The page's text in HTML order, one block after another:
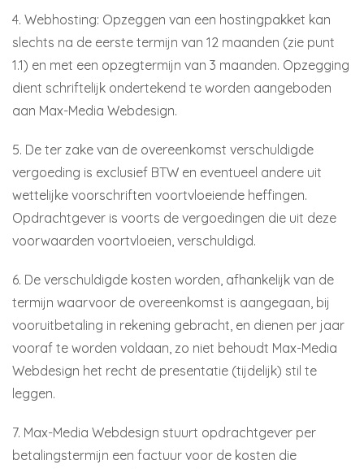
4. Webhosting: Opzeggen van een hostingpakket kan
slechts na de eerste termijn van 12 maanden (zie punt
1.1) en met een opzegtermijn van 3 maanden. Opzegging
dient schriftelijk ondertekend te worden aangeboden
aan Max-Media Webdesign.
5. De ter zake van de overeenkomst verschuldigde
vergoeding is exclusief BTW en eventueel andere uit
wettelijke voorschriften voortvloeiende heffingen.
Opdrachtgever is voorts de vergoedingen die uit deze
voorwaarden voortvloeien, verschuldigd.
6. De verschuldigde kosten worden, afhankelijk van de
termijn waarvoor de overeenkomst is aangegaan, bij
vooruitbetaling in rekening gebracht, en dienen per jaar
vooraf te worden voldaan, zo niet behoudt Max-Media
Webdesign het recht de presentatie (tijdelijk) stil te
leggen.
7. Max-Media Webdesign stuurt opdrachtgever per
betalingstermijn een factuur voor de kosten die